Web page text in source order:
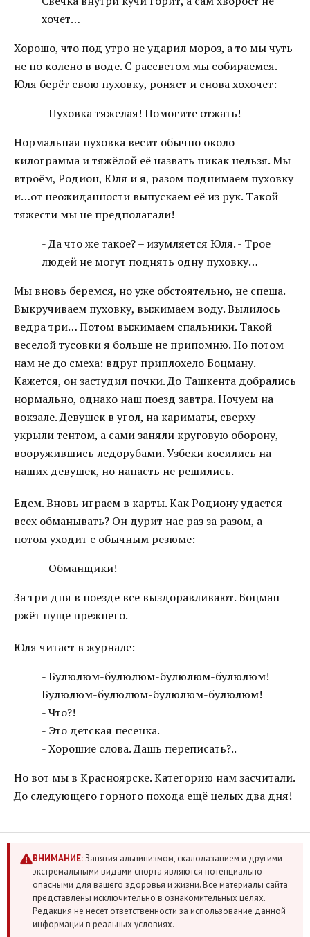
хочет…
Хорошо, что под утро не ударил мороз, а то мы чуть
не по колено в воде. С рассветом мы собираемся.
Юля берёт свою пуховку, роняет и снова хохочет:
- Пуховка тяжелая! Помогите отжать!
Нормальная пуховка весит обычно около
килограмма и тяжёлой её назвать никак нельзя. Мы
втроём, Родион, Юля и я, разом поднимаем пуховку
и…от неожиданности выпускаем её из рук. Такой
тяжести мы не предполагали!
- Да что же такое? – изумляется Юля. - Трое
людей не могут поднять одну пуховку…
Мы вновь беремся, но уже обстоятельно, не спеша.
Выкручиваем пуховку, выжимаем воду. Вылилось
ведра три… Потом выжимаем спальники. Такой
веселой тусовки я больше не припомню. Но потом
нам не до смеха: вдруг приплохело Боцману.
Кажется, он застудил почки. До Ташкента добрались
нормально, однако наш поезд завтра. Ночуем на
вокзале. Девушек в угол, на кариматы, сверху
укрыли тентом, а сами заняли круговую оборону,
вооружившись ледорубами. Узбеки косились на
наших девушек, но напасть не решились.
Едем. Вновь играем в карты. Как Родиону удается
всех обманывать? Он дурит нас раз за разом, а
потом уходит с обычным резюме:
- Обманщики!
За три дня в поезде все выздоравливают. Боцман
ржёт пуще прежнего.
Юля читает в журнале:
- Булюлюм-булюлюм-булюлюм-булюлюм!
Булюлюм-булюлюм-булюлюм-булюлюм!
- Что?!
- Это детская песенка.
- Хорошие слова. Дашь переписать?..
Но вот мы в Красноярске. Категорию нам засчитали.
До следующего горного похода ещё целых два дня!
ВНИМАНИЕ:Занятия альпинизмом, скалолазанием и другими
экстремальными видами спорта являются потенциально
опасными для вашего здоровья и жизни. Все материалы сайта
представлены исключительно в ознакомительных целях.
Редакция не несет ответственности за использование данной
информации в реальных условиях.